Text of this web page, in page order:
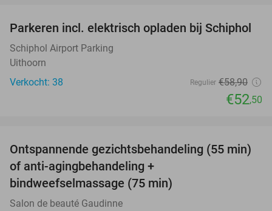
11%
Parkeren incl. elektrisch opladen bij Schiphol
Schiphol Airport Parking
Uithoorn
Verkocht: 38
Regulier €58,90
€52,50
63%
Ontspannende gezichtsbehandeling (55 min)
of anti-agingbehandeling +
bindweefselmassage (75 min)
Salon de beauté Gaudinne